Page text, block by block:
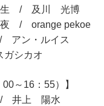
生 / 及川 光博
/ orange pekoe
ン・ルイス
シカオ
～16：55）】
井上 陽水